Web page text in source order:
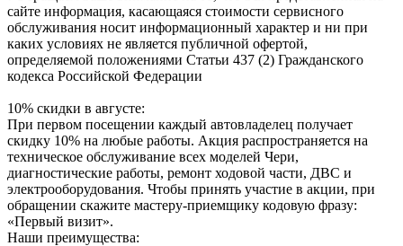
сайте информация, касающаяся стоимости сервисного
обслуживания носит информационный характер и ни при
каких условиях не является публичной офертой,
определяемой положениями Статьи 437 (2) Гражданского
кодекса Российской Федерации
10% скидки в августе:
При первом посещении каждый автовладелец получает
скидку 10% на любые работы. Акция распространяется на
техническое обслуживание всех моделей Чери,
диагностические работы, ремонт ходовой части, ДВС и
электрооборудования. Чтобы принять участие в акции, при
обращении скажите мастеру-приемщику кодовую фразу:
«Первый визит».
Наши преимущества: